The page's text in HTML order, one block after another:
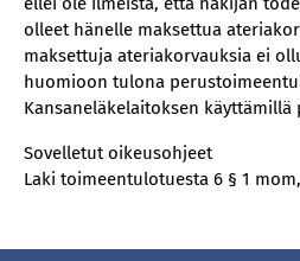
olleet hänelle maksettua
maksettuja ateriakorvauksia ei
huomioon tulona
Kansaneläkelaitoksen käyttämillä
Sovelletut oikeusohjeet
Laki toimeentulotuesta 6 § 1